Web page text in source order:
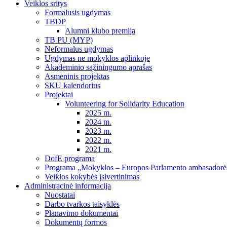
Veiklos sritys
Formalusis ugdymas
TBDP
Alumni klubo premija
TB PU (MYP)
Neformalus ugdymas
Ugdymas ne mokyklos aplinkoje
Akademinio sąžiningumo aprašas
Asmeninis projektas
SKU kalendorius
Projektai
Volunteering for Solidarity Education
2025 m.
2024 m.
2023 m.
2022 m.
2021 m.
DofE programa
Programa „Mokyklos – Europos Parlamento
Veiklos kokybės įsivertinimas
Administracinė informacija
Nuostatai
Darbo tvarkos taisyklės
Planavimo dokumentai
Dokumentų formos